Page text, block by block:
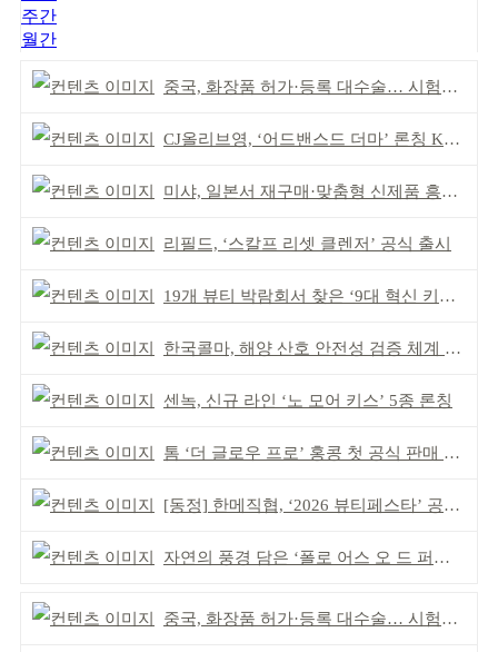
주간
월간
중국, 화장품 허가·등록 대수술… 시험자료 공용 허용
CJ올리브영, ‘어드밴스드 더마’ 론칭 K더마 육성 박차
미샤, 일본서 재구매·맞춤형 신제품 흥행 ‘쌍끌이’
리필드, ‘스칼프 리셋 클렌저’ 공식 출시
19개 뷰티 박람회서 찾은 ‘9대 혁신 키워드’
한국콜마, 해양 산호 안전성 검증 체계 구축
센녹, 신규 라인 ‘노 모어 키스’ 5종 론칭
톰 ‘더 글로우 프로’ 홍콩 첫 공식 판매 완판
[동정] 한메직협, ‘2026 뷰티페스타’ 공동 주최
자연의 풍경 담은 ‘폴로 어스 오 드 퍼퓸’ 4종 출시
중국, 화장품 허가·등록 대수술… 시험자료 공용 허용